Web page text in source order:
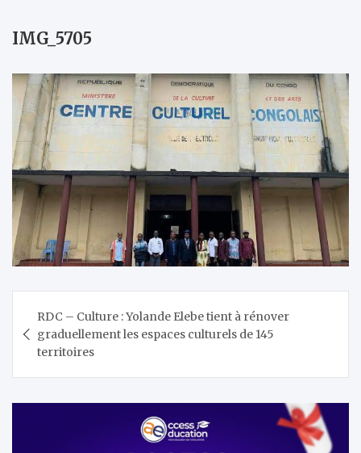
IMG_5705
de
l’article
RDC – Culture : Yolande Elebe tient à rénover
graduellement les espaces culturels de 145
territoires